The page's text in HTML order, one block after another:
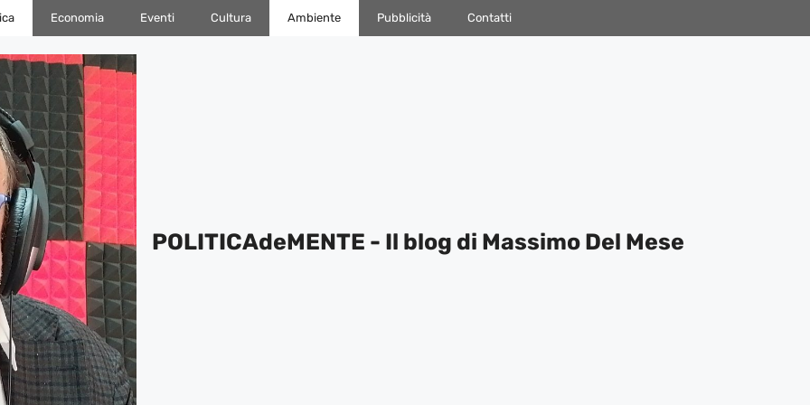
Economia Eventi Cultura Ambiente Pubblicità Contatti
POLITICAdeMENTE - Il blog di Massimo Del Mese